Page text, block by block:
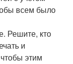
всем было
Решите, кто
и
этим